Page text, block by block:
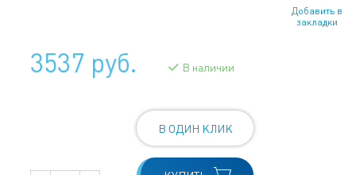
Добавить в
закладки
3537 руб. В наличии
В ОДИН КЛИК